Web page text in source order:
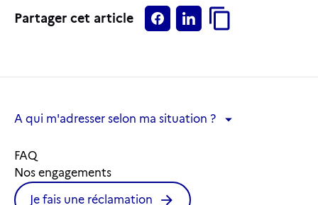
Partager cet article
A qui m'adresser selon ma situation ?
FAQ
Nos engagements
Je fais une réclamation